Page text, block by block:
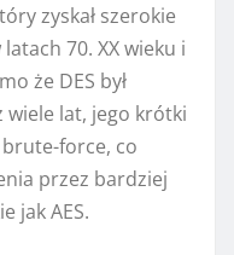
zyskał szerokie
70. XX wieku i
że DES był
wiele lat, jego krótki
force, co
przez bardziej
jak AES.